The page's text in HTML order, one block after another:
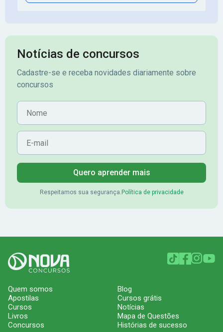
Notícias de concursos
Cadastre-se e receba novidades diariamente sobre
concursos
Nome
E-mail
Quero aprender mais
Respeitamos sua segurança. Política de privacidade
Quem somos
Apostilas
Cursos
Livros
Concursos
Blog
Cursos grátis
Notícias
Mapa de Questões
Histórias de sucesso